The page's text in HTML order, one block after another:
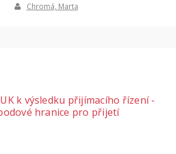
Chromá, Marta
k výsledku přijímacího řízení -
hranice pro přijetí